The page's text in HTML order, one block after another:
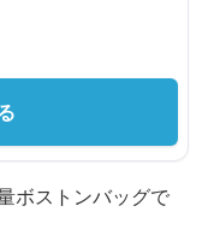
ボストンバッグで